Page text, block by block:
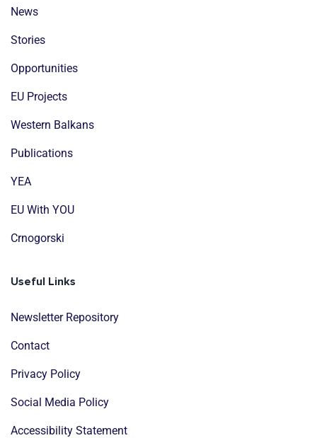
News
Stories
Opportunities
EU Projects
Western Balkans
Publications
YEA
EU With YOU
Crnogorski
Useful Links
Newsletter Repository
Contact
Privacy Policy
Social Media Policy
Accessibility Statement